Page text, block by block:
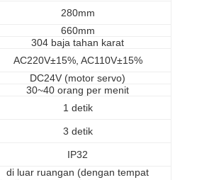
280mm
660mm
304 baja tahan karat
AC220V±15%, AC110V±15%
DC24V (motor servo)
30~40 orang per menit
1 detik
3 detik
IP32
di luar ruangan (dengan tempat